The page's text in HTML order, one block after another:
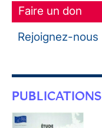
Faire un don
Rejoignez-nous
PUBLICATIONS